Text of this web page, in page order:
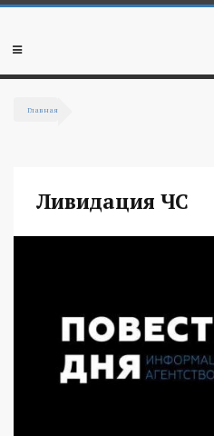
Перейти к основному содержанию
Мобильное
Главная
Ливидация ЧС